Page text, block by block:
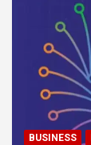
BUSINESS